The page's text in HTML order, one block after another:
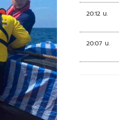
20:12 น.
20:07 น.